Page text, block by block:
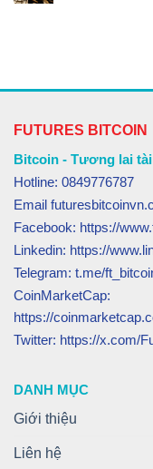
FUTURES BITCOIN
Bitcoin - Tương lai
Hotline: 0849776787
Email
Facebook: https://
Linkedin: https://
Telegram: t.me/
CoinMarketCap:
https://
Twitter: https://x.com/
DANH MỤC
Giới thiệu
Liên hệ